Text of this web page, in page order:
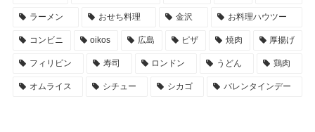
ラーメン おせち料理 金沢 お料理ハウツー
コンビニ oikos 広島 ピザ 焼肉 厚揚げ
フィリピン 寿司 ロンドン うどん 鶏肉
オムライス シチュー シカゴ バレンタインデー